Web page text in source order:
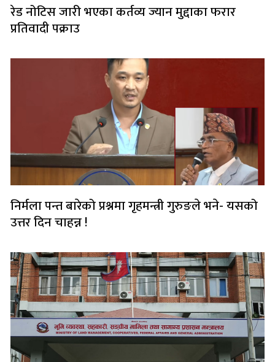
रेड नोटिस जारी भएका कर्तव्य ज्यान मुद्दाका फरार
प्रतिवादी पक्राउ
निर्मला पन्त बारेको प्रश्नमा गृहमन्त्री गुरुङले भने- यसको
उत्तर दिन चाहन्न !